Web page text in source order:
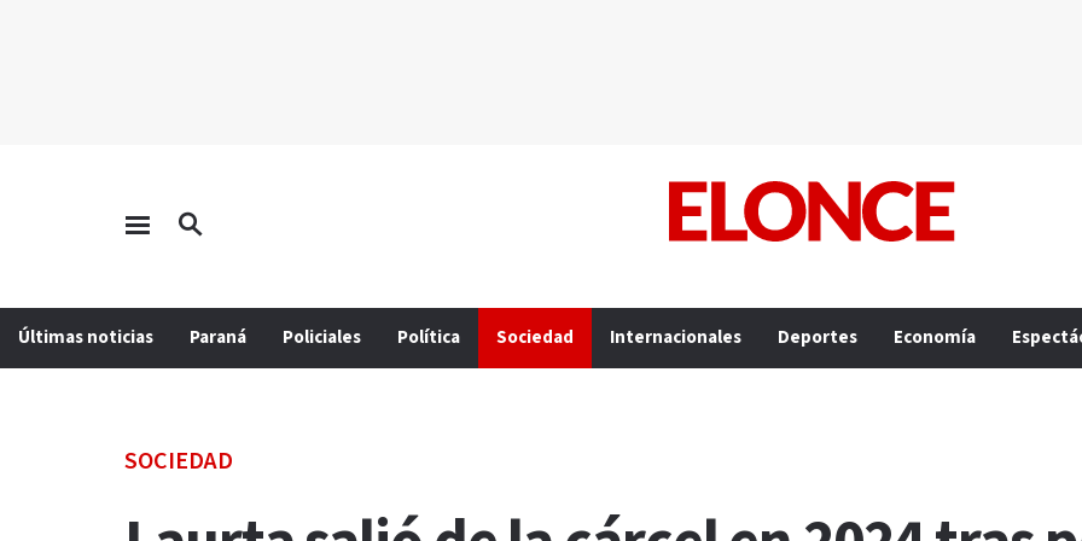
Últimas noticias Paraná Policiales Política Sociedad Internacionales Deportes Economía
SOCIEDAD